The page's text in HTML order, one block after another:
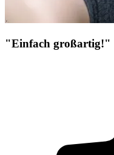
"Einfach großartig!"